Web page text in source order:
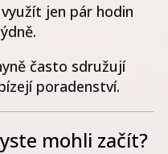
jen pár hodin
často sdružují
poradenství.
mohli začít?